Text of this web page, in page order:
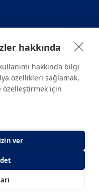
amaçlıdır.
doktoruza ya da bir sağlık
Metni
hakkında
hakkında bilgi
özellikleri sağlamak,
özelleştirmek için
ver